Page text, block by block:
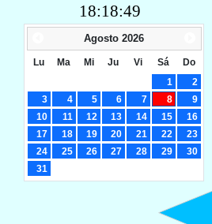
18:18:49
Agosto 2026
Lu Ma Mi Ju Vi Sá
Do
1
2
3
4 5 6 7 8
9
10
11 12 13 14 15
16
17
18 19 20 21 22
23
24
25 26 27 28 29
30
31